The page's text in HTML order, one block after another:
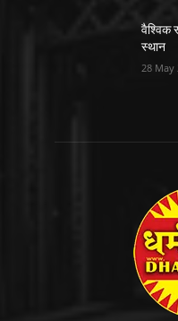
वैश्विक
स्थान
28 May